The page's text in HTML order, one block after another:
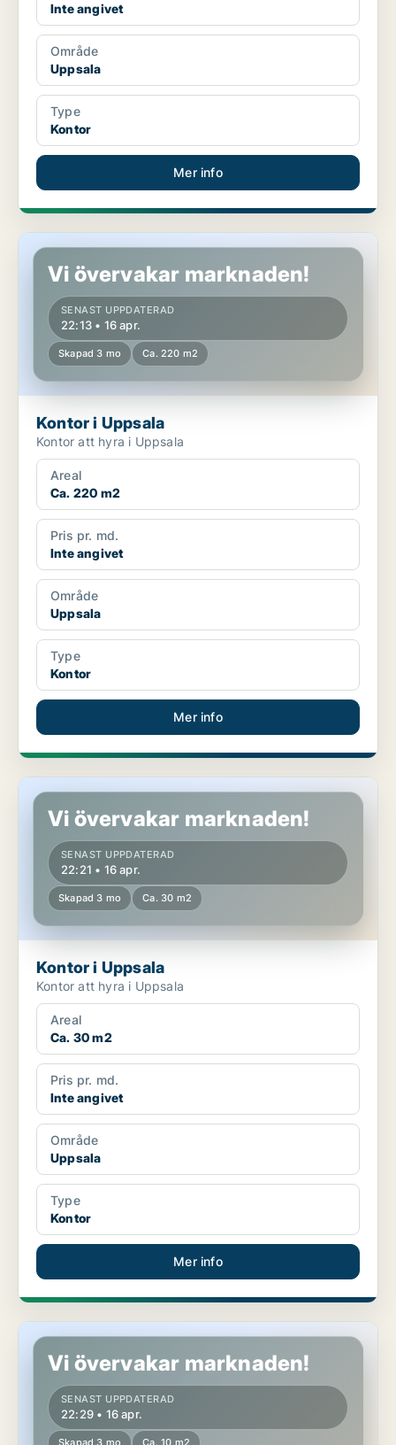
Inte angivet
Område
Uppsala
Type
Kontor
Mer info
Kontor i Uppsala
Vi övervakar marknaden!
SENAST UPPDATERAD
22:13 • 16 apr.
Skapad 3 mo Ca. 220 m2
Kontor i Uppsala
Kontor att hyra i Uppsala
Areal
Ca. 220 m2
Pris pr. md.
Inte angivet
Område
Uppsala
Type
Kontor
Mer info
Kontor i Uppsala
Vi övervakar marknaden!
SENAST UPPDATERAD
22:21 • 16 apr.
Skapad 3 mo Ca. 30 m2
Kontor i Uppsala
Kontor att hyra i Uppsala
Areal
Ca. 30 m2
Pris pr. md.
Inte angivet
Område
Uppsala
Type
Kontor
Mer info
Kontor i Uppsala
Vi övervakar marknaden!
SENAST UPPDATERAD
22:29 • 16 apr.
Skapad 3 mo Ca. 10 m2